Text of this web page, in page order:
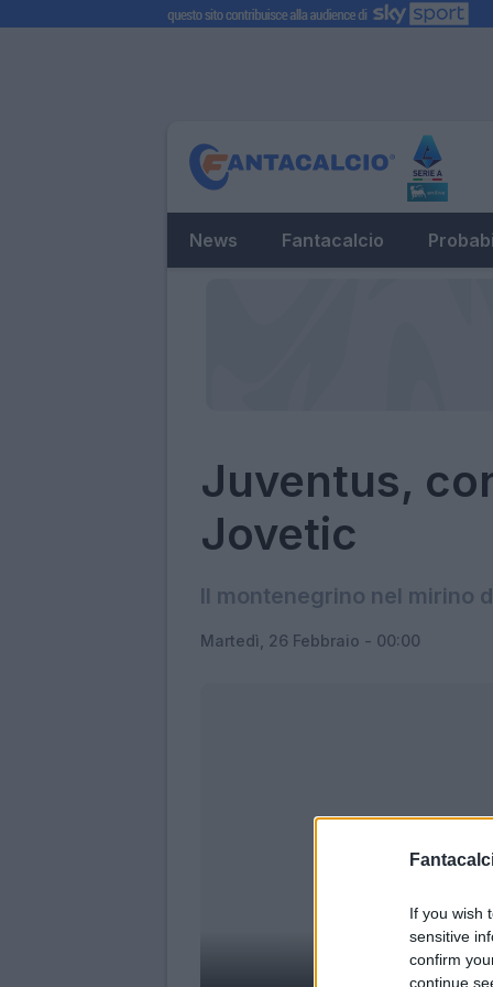
If you wish
sensitive
confirm
continue
News Fantacalcio
Juventus,
Jovetic
Il montenegrino nel mirino
Martedì, 26 Febbraio - 00:00